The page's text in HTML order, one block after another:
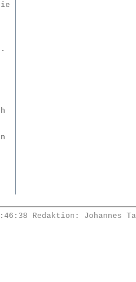
Redaktion: Johannes